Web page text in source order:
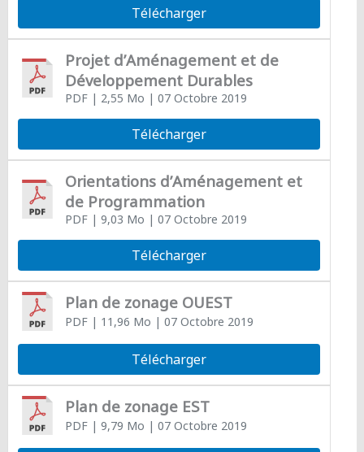
Télécharger
Projet d’Aménagement et de
Développement Durables
PDF| 2,55 Mo | 07 Octobre 2019
Télécharger
Orientations d’Aménagement et
de Programmation
PDF| 9,03 Mo | 07 Octobre 2019
Télécharger
Plan de zonage OUEST
PDF| 11,96 Mo | 07 Octobre 2019
Télécharger
Plan de zonage EST
PDF| 9,79 Mo | 07 Octobre 2019